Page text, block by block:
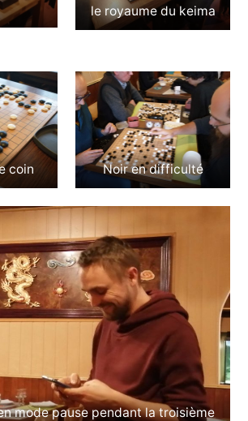
le royaume du keima
coin Noir en difficulté
mode pause pendant la troisième